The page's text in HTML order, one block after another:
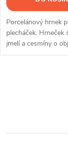
Porcelánový hrnek
plecháček. Hrneček
jmelí a cesmíny o
ml.
l